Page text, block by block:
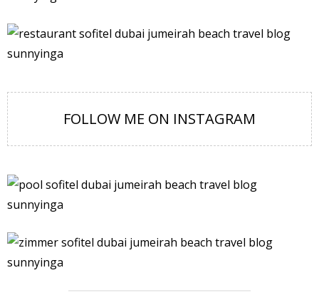
FOLLOW ME ON INSTAGRAM